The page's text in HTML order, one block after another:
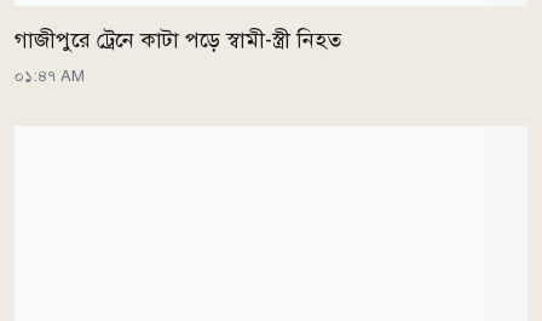
গাজীপুরে ট্রেনে কাটা পড়ে স্বামী-স্ত্রী নিহত
০১:৪৭ AM